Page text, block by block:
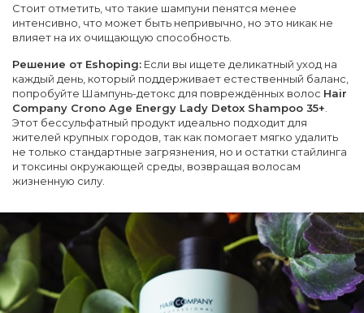
Стоит отметить, что такие шампуни пенятся менее
интенсивно, что может быть непривычно, но это никак не
влияет на их очищающую способность.
Решение от Eshoping: Если вы ищете деликатный уход на
каждый день, который поддерживает естественный баланс,
попробуйте Шампунь-детокс для повреждённых волос Hair
Company Crono Age Energy Lady Detox Shampoo 35+
Этот бессульфатный продукт идеально подходит для
жителей крупных городов, так как помогает мягко удалить
не только стандартные загрязнения, но и остатки стайлинга
и токсины окружающей среды, возвращая волосам
жизненную силу.